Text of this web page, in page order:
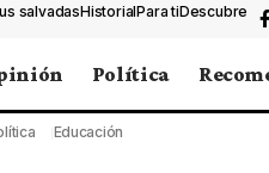
salvadasHistorialPara tiDescubre
Política
Educación